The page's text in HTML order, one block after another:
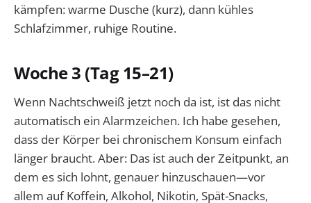
kämpfen: warme Dusche (kurz), dann kühles
Schlafzimmer, ruhige Routine.
Woche 3 (Tag 15–21)
Wenn Nachtschweiß jetzt noch da ist, ist das nicht
automatisch ein Alarmzeichen. Ich habe gesehen,
dass der Körper bei chronischem Konsum einfach
länger braucht. Aber: Das ist auch der Zeitpunkt, an
dem es sich lohnt, genauer hinzuschauen—vor
allem auf Koffein, Alkohol, Nikotin, Spät-Snacks,